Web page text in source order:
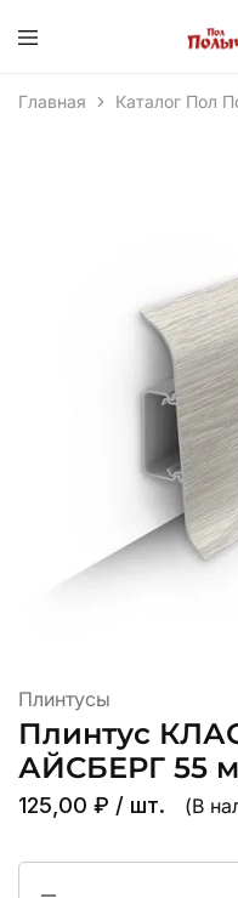
Главная Каталог Пол
Плинтусы
Плинтус
АЙСБЕРГ 55
125,00 ₽ / шт. (В